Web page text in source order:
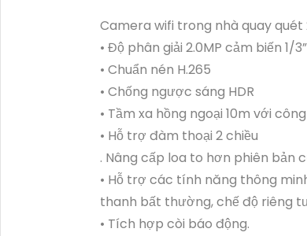
Camera wifi trong nhà quay quét
• Độ phân giải 2.0MP cảm biến 1/
• Chuẩn nén H.265
• Chống ngược sáng HDR
• Tầm xa hồng ngoại 10m với
• Hỗ trợ đàm thoại 2 chiều
. Nâng cấp loa to hơn phiên bản
• Hỗ trợ các tính năng thông
thanh bất thường, chế độ riêng
• Tích hợp còi báo động.